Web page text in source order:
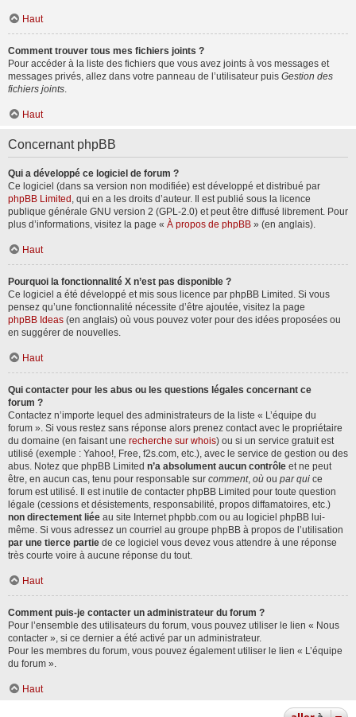
Haut
Comment trouver tous mes fichiers joints ?
Pour accéder à la liste des fichiers que vous avez joints à vos messages et
messages privés, allez dans votre panneau de l’utilisateur puis Gestion des
fichiers joints.
Haut
Concernant phpBB
Qui a développé ce logiciel de forum ?
Ce logiciel (dans sa version non modifiée) est développé et distribué par
phpBB Limited , qui en a les droits d’auteur. Il est publié sous la licence
publique générale GNU version 2 (GPL-2.0) et peut être diffusé librement. Pour
plus d’informations, visitez la page « À propos de phpBB » (en anglais).
Haut
Pourquoi la fonctionnalité X n’est pas disponible ?
Ce logiciel a été développé et mis sous licence par phpBB Limited. Si vous
pensez qu’une fonctionnalité nécessite d’être ajoutée, visitez la page
phpBB Ideas (en anglais) où vous pouvez voter pour des idées proposées ou
en suggérer de nouvelles.
Haut
Qui contacter pour les abus ou les questions légales concernant ce
forum ?
Contactez n’importe lequel des administrateurs de la liste « L’équipe du
forum ». Si vous restez sans réponse alors prenez contact avec le propriétaire
du domaine (en faisant une recherche sur whois) ou si un service gratuit est
utilisé (exemple : Yahoo!, Free, f2s.com, etc.), avec le service de gestion ou des
abus. Notez que phpBB Limited n’a absolument aucun contrôle et ne peut
être, en aucun cas, tenu pour responsable sur comment, où ou par qui ce
forum est utilisé. Il est inutile de contacter phpBB Limited pour toute question
légale (cessions et désistements, responsabilité, propos diffamatoires, etc.)
non directement liée au site Internet phpbb.com ou au logiciel phpBB lui-
même. Si vous adressez un courriel au groupe phpBB à propos de l’utilisation
par une tierce partie de ce logiciel vous devez vous attendre à une réponse
très courte voire à aucune réponse du tout.
Haut
Comment puis-je contacter un administrateur du forum ?
Pour l’ensemble des utilisateurs du forum, vous pouvez utiliser le lien « Nous
contacter », si ce dernier a été activé par un administrateur.
Pour les membres du forum, vous pouvez également utiliser le lien « L’équipe
du forum ».
Haut